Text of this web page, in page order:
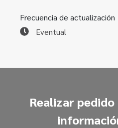
Frecuencia de actualización
Eventual
Realizar pedido